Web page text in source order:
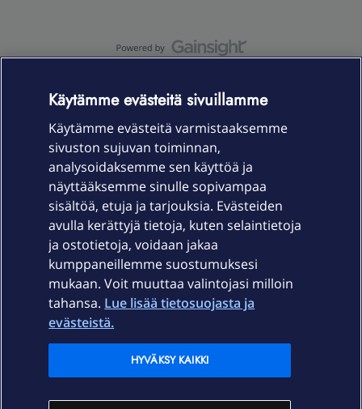
Laitteet & liittymät
Palvelut
Ajankohtaista
Elisa Oyj
In English
Käytämme evästeitä sivuillamme
Käytämme evästeitä varmistaaksemme
sivuston sujuvan toiminnan,
analysoidaksemme sen käyttöä ja
näyttääksemme sinulle sopivampaa
sisältöä, etuja ja tarjouksia. Evästeiden
avulla kerättyjä tietoja, kuten selaintietoja
ja ostotietoja, voidaan jakaa
kumppaneillemme suostumuksesi
mukaan. Voit muuttaa valintojasi milloin
tahansa. Lue lisää tietosuojasta ja
evästeistä.
HYVÄKSY KAIKKI